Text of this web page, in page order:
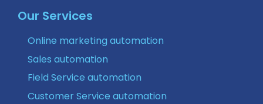
Our Services
Online marketing automation
Sales automation
Field Service automation
Customer Service automation